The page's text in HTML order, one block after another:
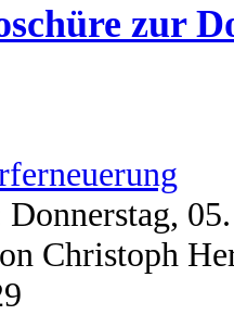
zur
Christoph